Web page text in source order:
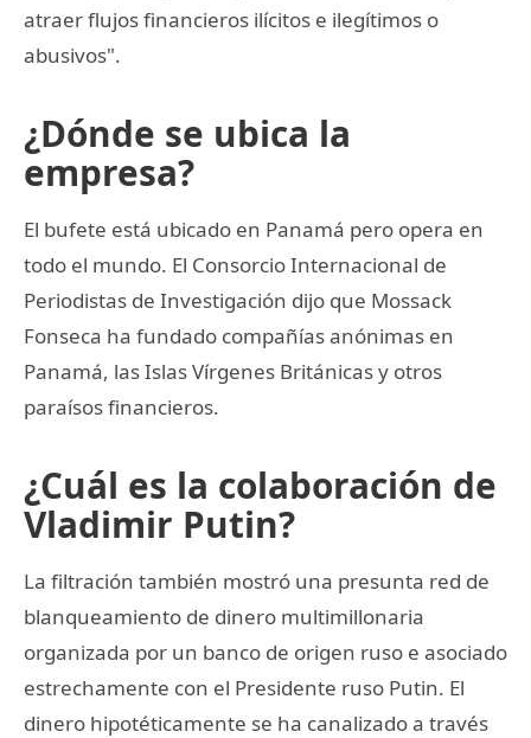
atraer flujos financieros ilícitos e ilegítimos o
abusivos".
¿Dónde se ubica la
empresa?
El bufete está ubicado en Panamá pero opera en
todo el mundo. El Consorcio Internacional de
Periodistas de Investigación dijo que Mossack
Fonseca ha fundado compañías anónimas en
Panamá, las Islas Vírgenes Británicas y otros
paraísos financieros.
¿Cuál es la colaboración de
Vladimir Putin?
La filtración también mostró una presunta red de
blanqueamiento de dinero multimillonaria
organizada por un banco de origen ruso e asociado
estrechamente con el Presidente ruso Putin. El
dinero hipotéticamente se ha canalizado a través